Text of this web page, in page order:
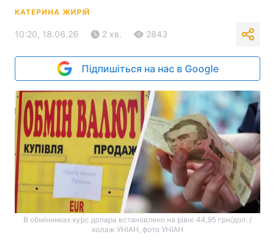
КАТЕРИНА ЖИРІЙ
10:20, 18.06.26 2 хв. 2843
Підпишіться на нас в Google
В обмінниках курс долара встановлено на рівні 44,95 грн/дол. /
колаж УНІАН, фото УНІАН